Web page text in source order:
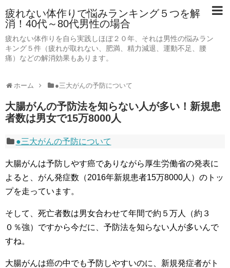
疲れない体作りで悩みランキング５つを解
消！40代～80代男性の場合
疲れない体作りを自ら実践しほぼ２０年、それは男性の悩みラン
キング５件（疲れが取れない、肥満、精力減退、運動不足、腰
痛）などの解消効果もあります。
ホーム ●三大がんの予防について
大腸がんの予防法を知らない人が多い！新規患
者数は男女で15万8000人
●三大がんの予防について
大腸がんは予防しやす癌でありながら厚生労働省の発表に
よると、がん発症数（2016年新規患者15万8000人）のトッ
プを走っています。
そして、死亡者数は男女合わせて年間で約５万人（約３
０％強）ですから今だに、予防法を知らない人が多いんで
すね。
大腸がんは癌の中でも予防しやすいのに、新規発症者がト